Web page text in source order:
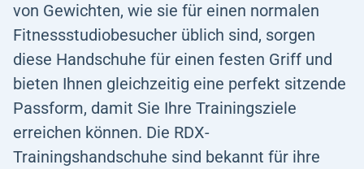
von Gewichten, wie sie für einen normalen
Fitnessstudiobesucher üblich sind, sorgen
diese Handschuhe für einen festen Griff und
bieten Ihnen gleichzeitig eine perfekt sitzende
Passform, damit Sie Ihre Trainingsziele
erreichen können. Die RDX-
Trainingshandschuhe sind bekannt für ihre